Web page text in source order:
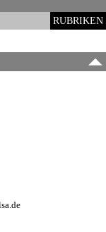
RUBRIKEN